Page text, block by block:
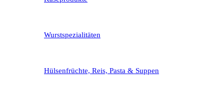
Wurstspezialitäten
Hülsenfrüchte, Reis, Pasta & Suppen